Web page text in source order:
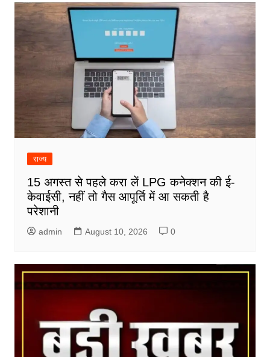
राज्य
15 अगस्त से पहले करा लें LPG कनेक्शन की ई-
केवाईसी, नहीं तो गैस आपूर्ति में आ सकती है
परेशानी
admin August 10, 2026 0